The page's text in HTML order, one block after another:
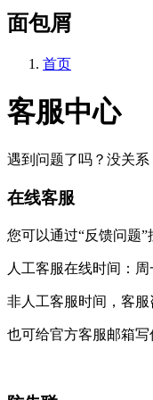
面包屑
首页
客服中心
遇到问题了吗？没关系
在线客服
您可以通过“反馈问题”
人工客服在线时间：周
非人工客服时间，客
也可给官方客服邮箱写